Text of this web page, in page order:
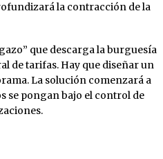
la contracción de la
que descarga la burguesía
de tarifas. Hay que diseñar un
La solución comenzará a
se pongan bajo el control de